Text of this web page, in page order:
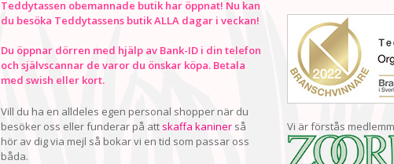
Teddytassen obemannade butik har öppnat! Nu kan
du besöka Teddytassens butik ALLA dagar i veckan!
Du öppnar dörren med hjälp av Bank-ID i din telefon
och självscannar de varor du önskar köpa. Betala
med swish eller kort.
Vill du ha en alldeles egen personal shopper när du
besöker oss eller funderar på att skaffa kaninerså
hör av dig via mejl så bokar vi en tid som passar oss
båda.
Vi är förstås